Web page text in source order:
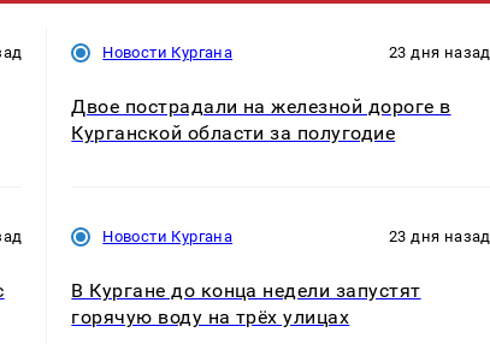
Новости Кургана 23 дня назад
Двое пострадали на железной дороге в
Курганской области за полугодие
Новости Кургана 23 дня назад
В Кургане до конца недели запустят
горячую воду на трёх улицах